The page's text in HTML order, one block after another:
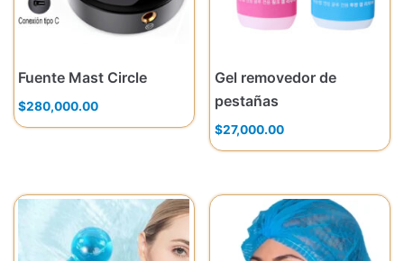
Fuente Mast Circle
$280,000.00
Gel removedor de
pestañas
$27,000.00